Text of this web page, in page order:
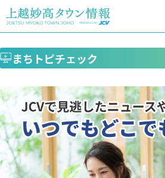
まちトピチェック